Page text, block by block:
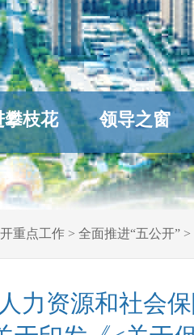
攀枝花 领导之窗
重点工作 > 全面推进“五公开” >
力资源和社会